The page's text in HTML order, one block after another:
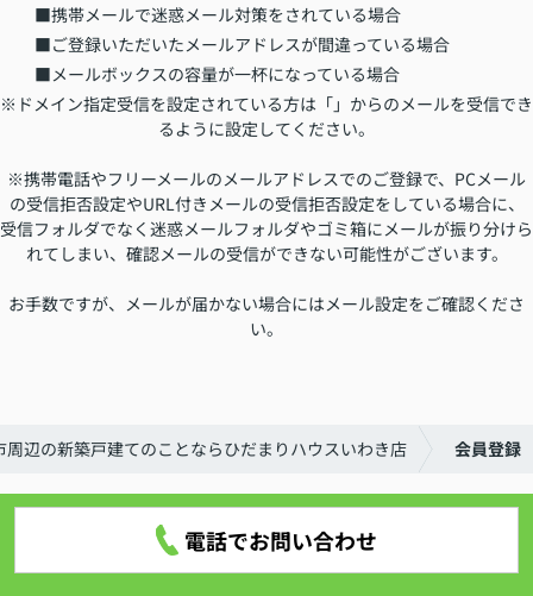
■携帯メールで迷惑メール対策をされている場合
■ご登録いただいたメールアドレスが間違っている場合
■メールボックスの容量が一杯になっている場合
※ドメイン指定受信を設定されている方は「」からのメールを受信でき
るように設定してください。
※携帯電話やフリーメールのメールアドレスでのご登録で、PCメール
の受信拒否設定やURL付きメールの受信拒否設定をしている場合に、
受信フォルダでなく迷惑メールフォルダやゴミ箱にメールが振り分けら
れてしまい、確認メールの受信ができない可能性がございます。
お手数ですが、メールが届かない場合にはメール設定をご確認くださ
い。
周辺の新築戸建てのことならひだまりハウスいわき店 会員登録
電話でお問い合わせ